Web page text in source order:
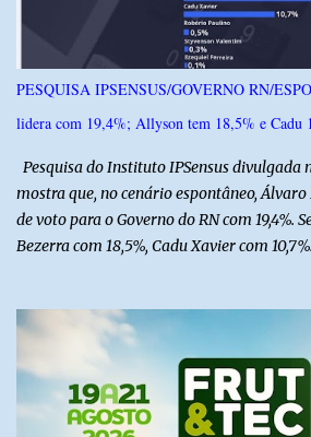
transferido pelo helicóptero Potiguar 02
Monsenhor Walfredo Gurgel, em Natal,
Polícia Militar, a criança é filha de um
alerta sobre álcool e direção Em nota, a
PESQUISA IPSENSUS/GOVERNO RN/
lidera com 19,4%; Allyson tem 18,5% e Cadu
Pesquisa do Instituto IPSensus
mostra que, no cenário espontâneo,
de voto para o Governo do RN com 19,4%.
Bezerra com 18,5%, Cadu Xavier com
do Norte entre os dias 18 e 22 de junho de
possui margem de erro de 2,5 pontos
confiança de 95%. Registro no TSE: RN-